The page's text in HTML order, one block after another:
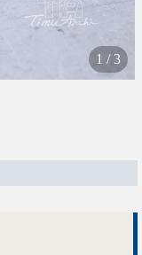
1 /3